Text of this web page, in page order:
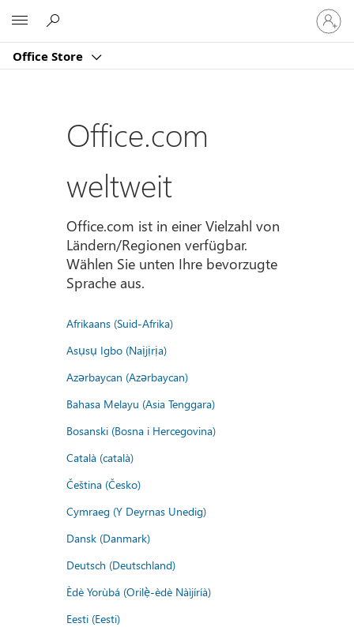
Office Store
Bei
Ihrem
Konto
Office.com
weltweit
Office.com ist in einer Vielzahl von
Ländern/Regionen verfügbar.
Wählen Sie unten Ihre bevorzugte
Sprache aus.
Afrikaans (Suid-Afrika)
Asụsụ Igbo (Naịjịrịa)
Azərbaycan (Azərbaycan)
Bahasa Melayu (Asia Tenggara)
Bosanski (Bosna i Hercegovina)
Català (català)
Čeština (Česko)
Cymraeg (Y Deyrnas Unedig)
Dansk (Danmark)
Deutsch (Deutschland)
Èdè Yorùbá (Orilẹ̀-èdè Nàìjíríà)
Eesti (Eesti)